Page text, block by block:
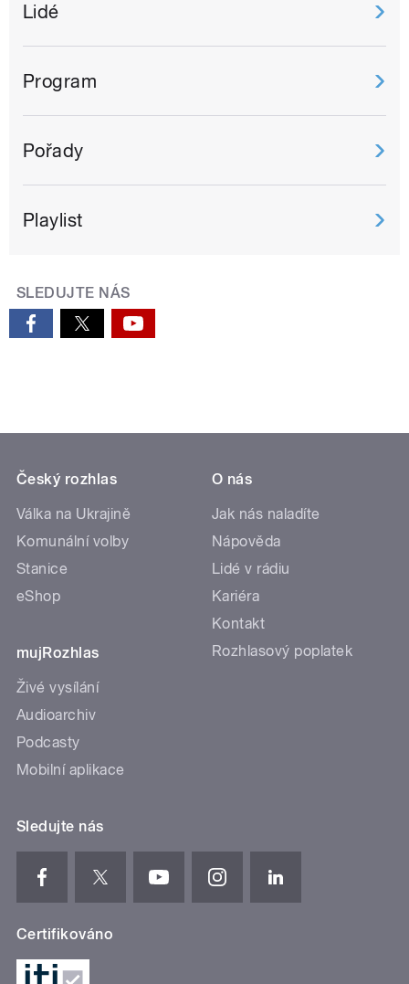
Lidé
Program
Pořady
Playlist
SLEDUJTE NÁS
Český rozhlas
Válka na Ukrajině
Komunální volby
Stanice
eShop
mujRozhlas
Živé vysílání
Audioarchiv
Podcasty
Mobilní aplikace
O nás
Jak nás naladíte
Nápověda
Lidé v rádiu
Kariéra
Kontakt
Rozhlasový poplatek
Sledujte nás
Certifikováno